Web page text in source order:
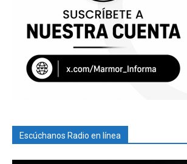
Escúchanos Radio en línea